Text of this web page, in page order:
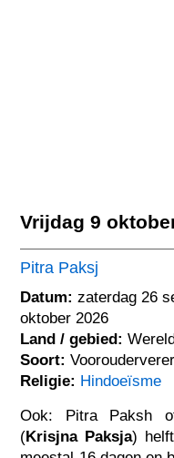
Vrijdag 9
Pitra Paksj
Datum: zaterdag 26
oktober 2026
Land / gebied:
Soort:
Religie: Hindoeïsme
Ook: Pitra Paksh
(Krisjna Paksja)